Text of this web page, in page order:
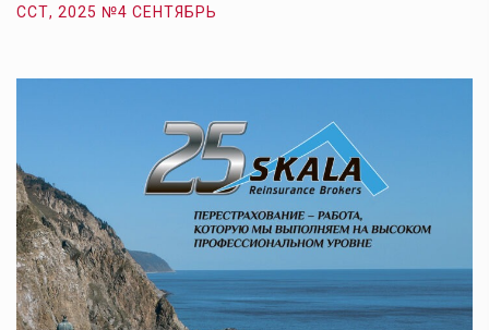
ССТ, 2025 №4 СЕНТЯБРЬ